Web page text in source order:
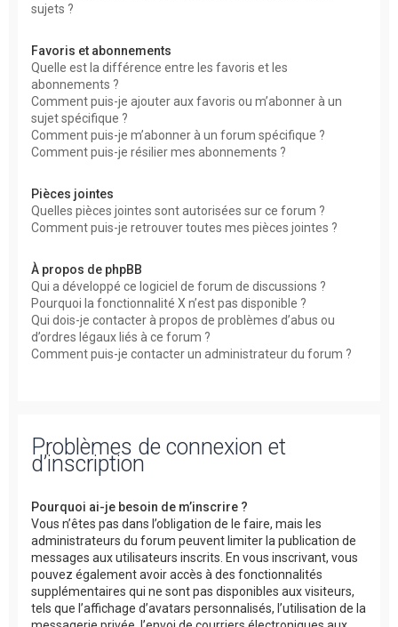
sujets ?
Favoris et abonnements
Quelle est la différence entre les favoris et les
abonnements ?
Comment puis-je ajouter aux favoris ou m’abonner à un
sujet spécifique ?
Comment puis-je m’abonner à un forum spécifique ?
Comment puis-je résilier mes abonnements ?
Pièces jointes
Quelles pièces jointes sont autorisées sur ce forum ?
Comment puis-je retrouver toutes mes pièces jointes ?
À propos de phpBB
Qui a développé ce logiciel de forum de discussions ?
Pourquoi la fonctionnalité X n’est pas disponible ?
Qui dois-je contacter à propos de problèmes d’abus ou
d’ordres légaux liés à ce forum ?
Comment puis-je contacter un administrateur du forum ?
Problèmes de connexion et
d’inscription
Pourquoi ai-je besoin de m’inscrire ?
Vous n’êtes pas dans l’obligation de le faire, mais les
administrateurs du forum peuvent limiter la publication de
messages aux utilisateurs inscrits. En vous inscrivant, vous
pouvez également avoir accès à des fonctionnalités
supplémentaires qui ne sont pas disponibles aux visiteurs,
tels que l’affichage d’avatars personnalisés, l’utilisation de la